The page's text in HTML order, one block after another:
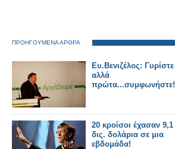
ΠΡΟΗΓΟΥΜΕΝΑ ΑΡΘΡΑ
Ευ.Βενιζέλος: Γυρίστε
αλλά
πρώτα...συμφωνήστε!
20 κρoίσοι έχασαν 9,1
δις. δολάρια σε μια
εβδομάδα!